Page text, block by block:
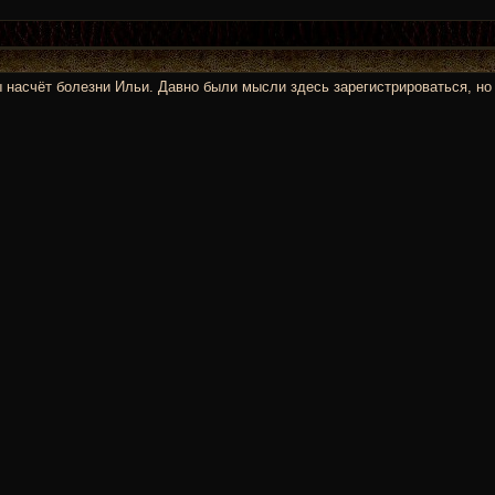
болезни Ильи. Давно были мысли здесь зарегистрироваться,